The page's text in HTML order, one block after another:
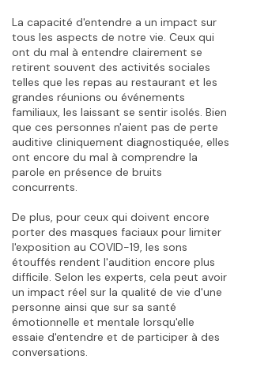
La capacité d'entendre a un impact sur
tous les aspects de notre vie. Ceux qui
ont du mal à entendre clairement se
retirent souvent des activités sociales
telles que les repas au restaurant et les
grandes réunions ou événements
familiaux, les laissant se sentir isolés. Bien
que ces personnes n'aient pas de perte
auditive cliniquement diagnostiquée, elles
ont encore du mal à comprendre la
parole en présence de bruits
concurrents.
De plus, pour ceux qui doivent encore
porter des masques faciaux pour limiter
l'exposition au COVID-19, les sons
étouffés rendent l'audition encore plus
difficile. Selon les experts, cela peut avoir
un impact réel sur la qualité de vie d'une
personne ainsi que sur sa santé
émotionnelle et mentale lorsqu'elle
essaie d'entendre et de participer à des
conversations.